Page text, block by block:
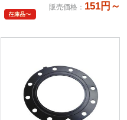
販売価格 ： 151円～